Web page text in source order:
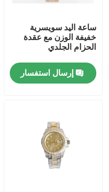
جولة في المصنع
مراقبة الجودة
اطلب اقتباس
ساعة معصم ميكانيكية
ساعة اليد سويسرية
خفيفة الوزن مع عقدة
الحزام الجلدي
إرسال استفسار